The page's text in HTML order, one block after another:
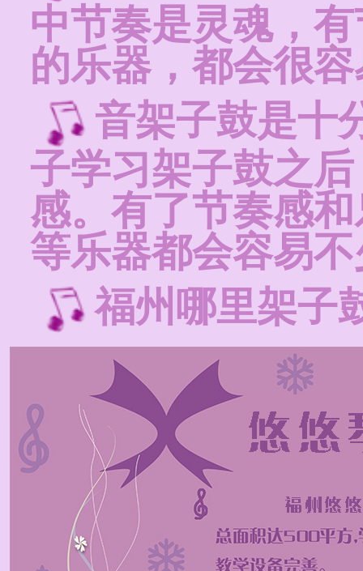
中节奏是灵魂，
的乐器，都会很
音架子鼓是十
子学习架子鼓之
感。有了节奏感
等乐器都会容易
福州哪里架子